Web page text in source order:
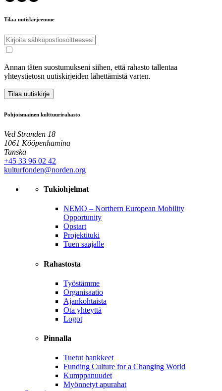
Tilaa uutiskirjeemme
Annan täten suostumukseni siihen, että rahasto tallentaa
yhteystietosn uutiskirjeiden lähettämistä varten.
Tilaa uutiskirje
Pohjoismainen kulttuurirahasto
Ved Stranden 18
1061 Kööpenhamina
Tanska
+45 33 96 02 42
kulturfonden@norden.org
Tukiohjelmat
NEMO – Northern European Mobility
Opportunity
Opstart
Projektituki
Tuen saajalle
Rahastosta
Työstämme
Organisaatio
Ajankohtaista
Ota yhteyttä
Logot
Pinnalla
Tuetut hankkeet
Funding Culture for a Changing World
Kumppanuudet
Myönnetyt apurahat